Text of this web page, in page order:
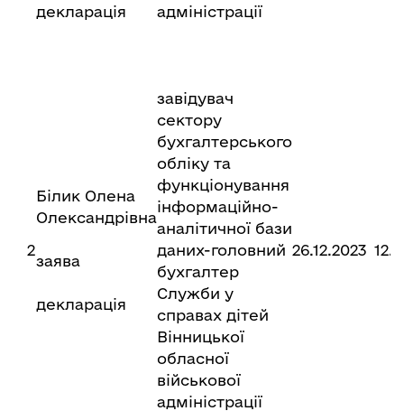
декларація
адміністрації
2
Білик Олена
Олександрівна
заява
декларація
завідувач
сектору
бухгалтерського
обліку та
функціонування
інформаційно-
аналітичної бази
даних-головний
бухгалтер
Служби у
справах дітей
Вінницької
обласної
військової
адміністрації
26.12.2023